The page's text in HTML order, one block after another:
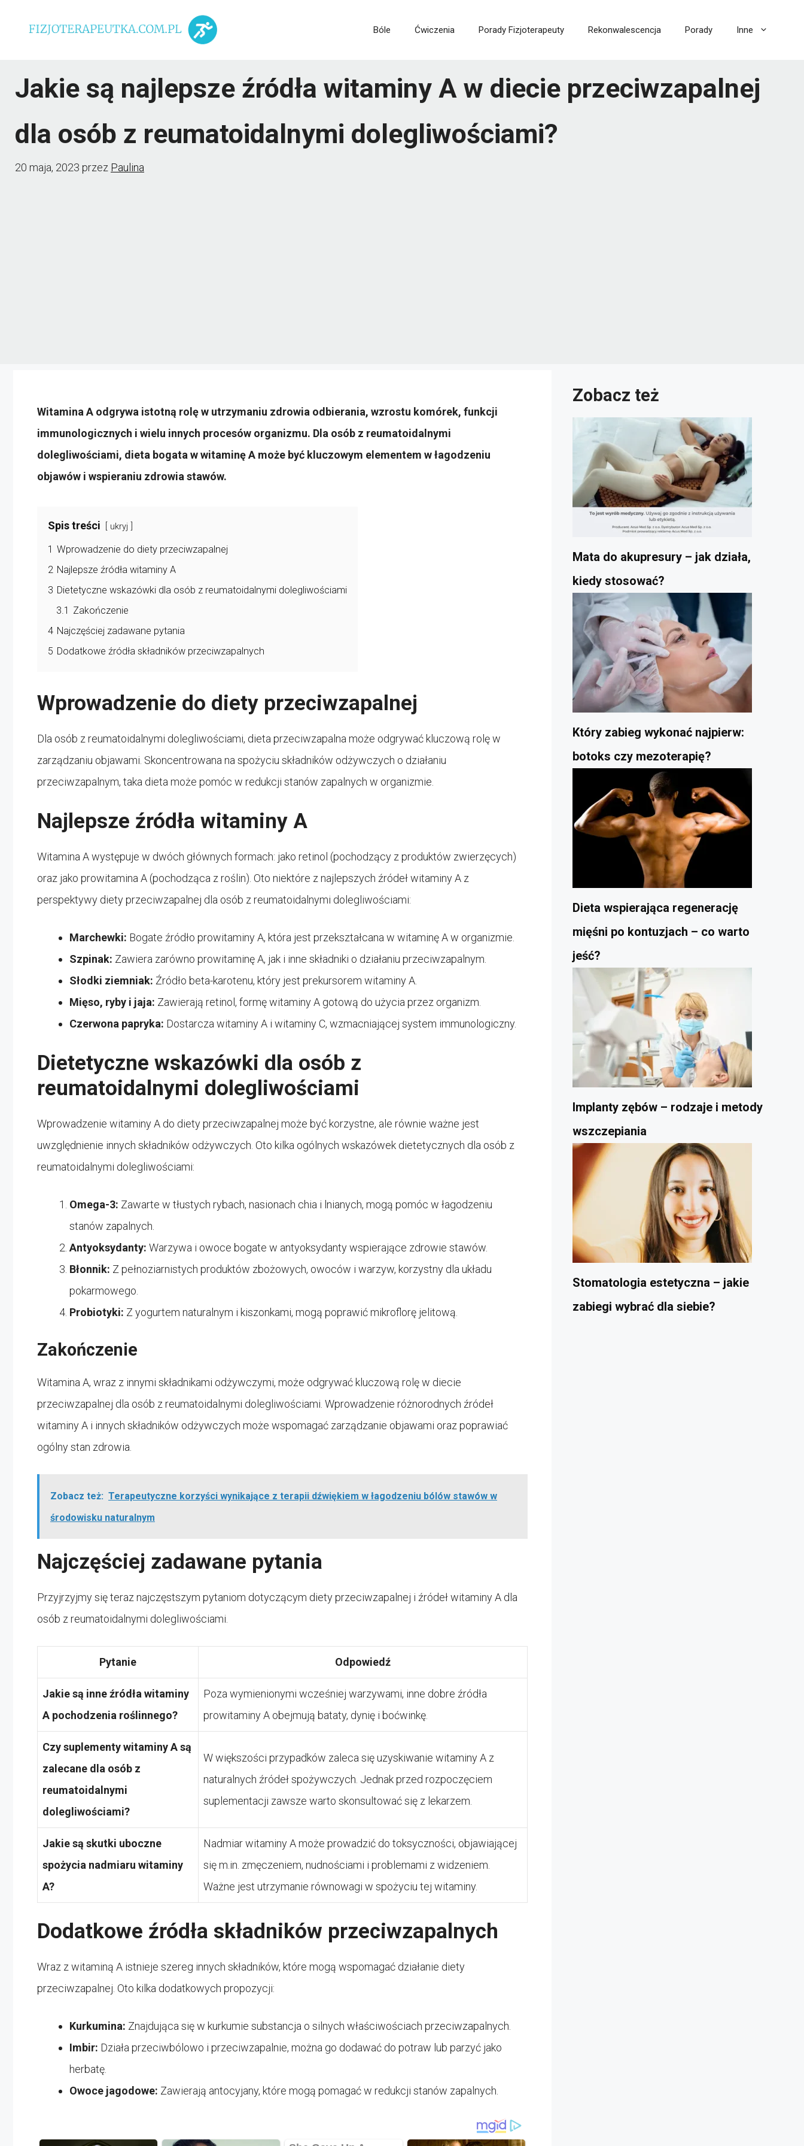
Bóle Ćwiczenia Porady Fizjoterapeuty Rekonwalescencja Porady Inne
Jakie są najlepsze źródła witaminy A w diecie przeciwzapalnej
dla osób z reumatoidalnymi dolegliwościami?
20 maja, 2023 przez Paulina
Witamina A odgrywa istotną rolę w utrzymaniu zdrowia odbierania, wzrostu komórek, funkcji
immunologicznych i wielu innych procesów organizmu. Dla osób z reumatoidalnymi
dolegliwościami, dieta bogata w witaminę A może być kluczowym elementem w łagodzeniu
objawów i wspieraniu zdrowia stawów.
Spis treści ukryj
1 Wprowadzenie do diety przeciwzapalnej
2 Najlepsze źródła witaminy A
3 Dietetyczne wskazówki dla osób z reumatoidalnymi dolegliwościami
3.1 Zakończenie
4 Najczęściej zadawane pytania
5 Dodatkowe źródła składników przeciwzapalnych
Wprowadzenie do diety przeciwzapalnej
Dla osób z reumatoidalnymi dolegliwościami, dieta przeciwzapalna może odgrywać kluczową rolę w
zarządzaniu objawami. Skoncentrowana na spożyciu składników odżywczych o działaniu
przeciwzapalnym, taka dieta może pomóc w redukcji stanów zapalnych w organizmie.
Najlepsze źródła witaminy A
Witamina A występuje w dwóch głównych formach: jako retinol (pochodzący z produktów zwierzęcych)
oraz jako prowitamina A (pochodząca z roślin). Oto niektóre z najlepszych źródeł witaminy A z
perspektywy diety przeciwzapalnej dla osób z reumatoidalnymi dolegliwościami:
Marchewki: Bogate źródło prowitaminy A, która jest przekształcana w witaminę A w organizmie.
Szpinak: Zawiera zarówno prowitaminę A, jak i inne składniki o działaniu przeciwzapalnym.
Słodki ziemniak: Źródło beta-karotenu, który jest prekursorem witaminy A.
Mięso, ryby i jaja: Zawierają retinol, formę witaminy A gotową do użycia przez organizm.
Czerwona papryka: Dostarcza witaminy A i witaminy C, wzmacniającej system immunologiczny.
Dietetyczne wskazówki dla osób z
reumatoidalnymi dolegliwościami
Wprowadzenie witaminy A do diety przeciwzapalnej może być korzystne, ale równie ważne jest
uwzględnienie innych składników odżywczych. Oto kilka ogólnych wskazówek dietetycznych dla osób z
reumatoidalnymi dolegliwościami:
Omega-3: Zawarte w tłustych rybach, nasionach chia i lnianych, mogą pomóc w łagodzeniu
stanów zapalnych.
Antyoksydanty: Warzywa i owoce bogate w antyoksydanty wspierające zdrowie stawów.
Błonnik: Z pełnoziarnistych produktów zbożowych, owoców i warzyw, korzystny dla układu
pokarmowego.
Probiotyki: Z yogurtem naturalnym i kiszonkami, mogą poprawić mikroflorę jelitową.
Zakończenie
Witamina A, wraz z innymi składnikami odżywczymi, może odgrywać kluczową rolę w diecie
przeciwzapalnej dla osób z reumatoidalnymi dolegliwościami. Wprowadzenie różnorodnych źródeł
witaminy A i innych składników odżywczych może wspomagać zarządzanie objawami oraz poprawiać
ogólny stan zdrowia.
Zobacz też: Terapeutyczne korzyści wynikające z terapii dźwiękiem w łagodzeniu bólów stawów w
środowisku naturalnym
Najczęściej zadawane pytania
Przyjrzyjmy się teraz najczęstszym pytaniom dotyczącym diety przeciwzapalnej i źródeł witaminy A dla
osób z reumatoidalnymi dolegliwościami.
Pytanie Odpowiedź
Jakie są inne źródła witaminy
A pochodzenia roślinnego?
Poza wymienionymi wcześniej warzywami, inne dobre źródła
prowitaminy A obejmują bataty, dynię i boćwinkę.
Czy suplementy witaminy A są
zalecane dla osób z
reumatoidalnymi
dolegliwościami?
W większości przypadków zaleca się uzyskiwanie witaminy A z
naturalnych źródeł spożywczych. Jednak przed rozpoczęciem
suplementacji zawsze warto skonsultować się z lekarzem.
Jakie są skutki uboczne
spożycia nadmiaru witaminy
A?
Nadmiar witaminy A może prowadzić do toksyczności, objawiającej
się m.in. zmęczeniem, nudnościami i problemami z widzeniem.
Ważne jest utrzymanie równowagi w spożyciu tej witaminy.
Dodatkowe źródła składników przeciwzapalnych
Wraz z witaminą A istnieje szereg innych składników, które mogą wspomagać działanie diety
przeciwzapalnej. Oto kilka dodatkowych propozycji:
Kurkumina: Znajdująca się w kurkumie substancja o silnych właściwościach przeciwzapalnych.
Imbir: Działa przeciwbólowo i przeciwzapalnie, można go dodawać do potraw lub parzyć jako
herbatę.
Owoce jagodowe: Zawierają antocyjany, które mogą pomagać w redukcji stanów zapalnych.
Zobacz też
Mata do akupresury – jak działa,
kiedy stosować?
Który zabieg wykonać najpierw:
botoks czy mezoterapię?
Dieta wspierająca regenerację
mięśni po kontuzjach – co warto
jeść?
Implanty zębów – rodzaje i metody
wszczepiania
Stomatologia estetyczna – jakie
zabiegi wybrać dla siebie?